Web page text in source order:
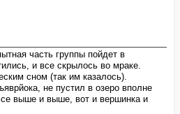
часть группы пойдет в
и все скрылось во мраке.
сном (так им казалось).
не пустил в озеро вполне
выше и выше, вот и вершинка и